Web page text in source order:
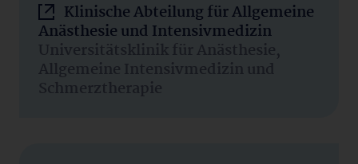
Klinische Abteilung für Allgemeine
Anästhesie und Intensivmedizin
Universitätsklinik für Anästhesie,
Allgemeine Intensivmedizin und
Schmerztherapie